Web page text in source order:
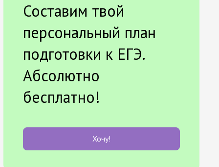
Составим твой
персональный план
подготовки к ЕГЭ.
Абсолютно
бесплатно!
Хочу!